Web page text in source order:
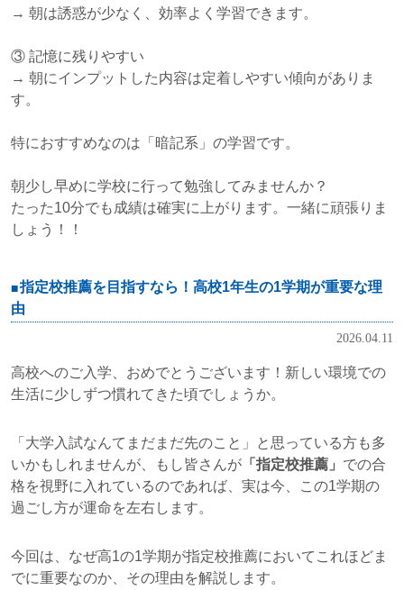
→ 朝は誘惑が少なく、効率よく学習できます。
③ 記憶に残りやすい
→ 朝にインプットした内容は定着しやすい傾向がありま
す。
特におすすめなのは「暗記系」の学習です。
朝少し早めに学校に行って勉強してみませんか？
たった10分でも成績は確実に上がります。一緒に頑張りま
しょう！！
指定校推薦を目指すなら！高校1年生の1学期が重要な理
由
2026.04.11
高校へのご入学、おめでとうございます！新しい環境での
生活に少しずつ慣れてきた頃でしょうか。
「大学入試なんてまだまだ先のこと」と思っている方も多
いかもしれませんが、もし皆さんが 「指定校推薦」 での合
格を視野に入れているのであれば、実は今、この1学期の
過ごし方が運命を左右します。
今回は、なぜ高1の1学期が指定校推薦においてこれほどま
でに重要なのか、その理由を解説します。